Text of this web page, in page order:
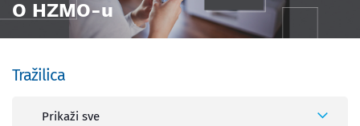
O HZMO-u
Tražilica
Prikaži sve